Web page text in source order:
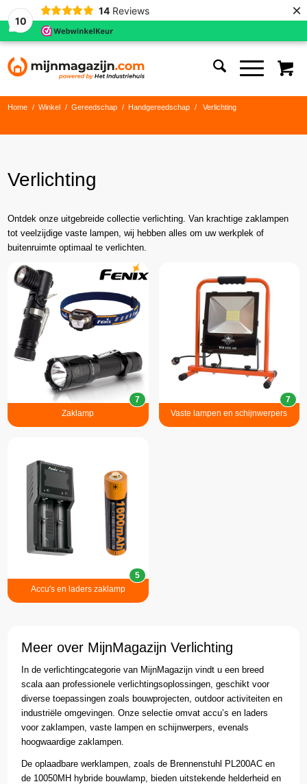
10
14 Reviews ×
Home / Winkel / Gereedschap / Handgereedschap / Verlichting
Verlichting
Ontdek onze uitgebreide collectie verlichting. Van krachtige zaklampen
tot veelzijdige vaste lampen, wij hebben alles om uw werkplek of
buitenruimte optimaal te verlichten.
Meer over MijnMagazijn Verlichting
In de verlichtingcategorie van MijnMagazijn vindt u een breed
scala aan professionele verlichtingsoplossingen, geschikt voor
diverse toepassingen zoals bouwprojecten, outdoor activiteiten en
industriële omgevingen. Onze selectie omvat accu’s en laders
voor zaklampen, vaste lampen en schijnwerpers, evenals
hoogwaardige zaklampen.
De oplaadbare werklampen, zoals de Brennenstuhl PL200AC en
de 10050MH hybride bouwlamp, bieden uitstekende helderheid en
Zaklamp
7
Vaste lampen en schijnwerpers
7
Accu's en laders zaklamp
5